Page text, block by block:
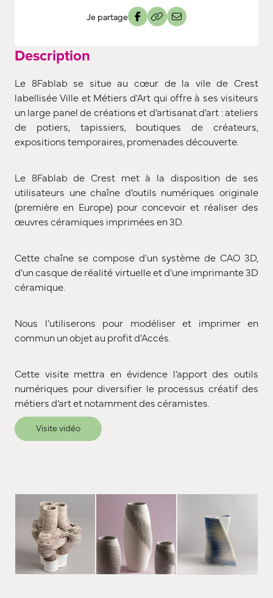
Description
Le 8Fablab se situe au cœur de la vile de Crest
labellisée Ville et Métiers d’Art qui offre à ses visiteurs
un large panel de créations et d’artisanat d’art : ateliers
de potiers, tapissiers, boutiques de créateurs,
expositions temporaires, promenades découverte.
Le 8Fablab de Crest met à la disposition de ses
utilisateurs une chaîne d’outils numériques originale
(première en Europe) pour concevoir et réaliser des
œuvres céramiques imprimées en 3D.
Cette chaîne se compose d’un système de CAO 3D,
d’un casque de réalité virtuelle et d’une imprimante 3D
céramique.
Nous l’utiliserons pour modéliser et imprimer en
commun un objet au profit d’Accés.
Cette visite mettra en évidence l’apport des outils
numériques pour diversifier le processus créatif des
métiers d’art et notamment des céramistes.
Visite vidéo
Je partage